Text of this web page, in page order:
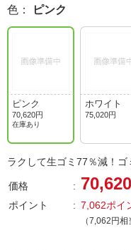
色 ： ピンク
ピンク
70,620円
在庫あり
ホワイト
75,020円
ラクして生ゴミ77％減！
価格
ポイント 7,062ポイ
（7,062円相